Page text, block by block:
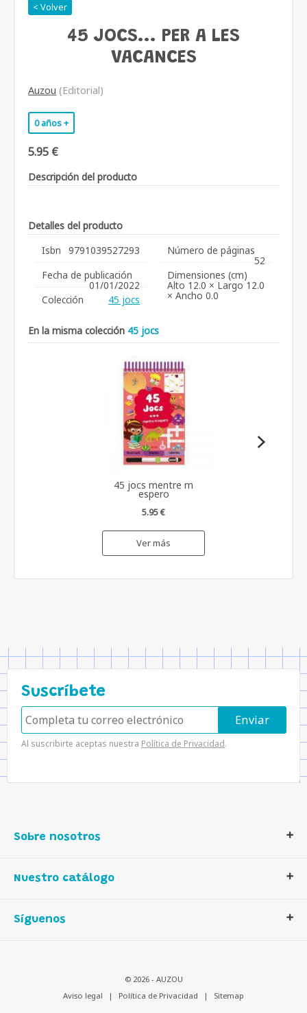
< Volver
45 JOCS... PER A LES
VACANCES
Auzou (Editorial)
0 años +
5.95 €
Descripción del producto
Detalles del producto
Isbn
9791039527293
Fecha de publicación
01/01/2022
Colección
45 jocs
Número de páginas
52
Dimensiones (cm)
Alto 12.0 × Largo 12.0
× Ancho 0.0
En la misma colección 45 jocs
45 jocs mentre m
espero
5.95 €
Ver más
Suscríbete
Al suscribirte aceptas nuestra Política de Privacidad.
Sobre nosotros
Quiénes somos
Nuestros valores
Nuestro catálogo
Actividades
Síguenos
© 2026 - AUZOU
Aviso legal
| Política de Privacidad | Sitemap